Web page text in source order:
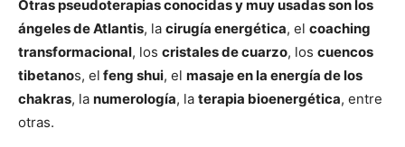
Otras pseudoterapias conocidas y muy usadas son los
ángeles de Atlantis, la cirugía energética, el coaching
transformacional, los cristales de cuarzo, los cuencos
tibetanos, el feng shui, el masaje en la energía de los
chakras, la numerología, la terapia bioenergética, entre
otras.